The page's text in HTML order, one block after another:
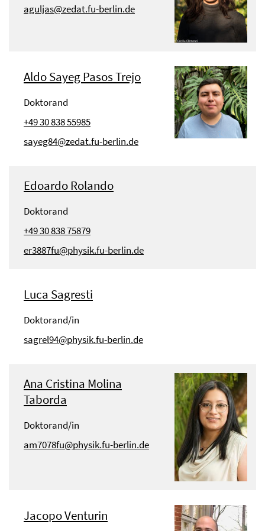
aguljas@zedat.fu-berlin.de
Aldo Sayeg Pasos Trejo
Doktorand
+49 30 838 55985
sayeg84@zedat.fu-berlin.de
Edoardo Rolando
Doktorand
+49 30 838 75879
er3887fu@physik.fu-berlin.de
Luca Sagresti
Doktorand/in
sagrel94@physik.fu-berlin.de
Ana Cristina Molina
Taborda
Doktorand/in
am7078fu@physik.fu-berlin.de
Jacopo Venturin